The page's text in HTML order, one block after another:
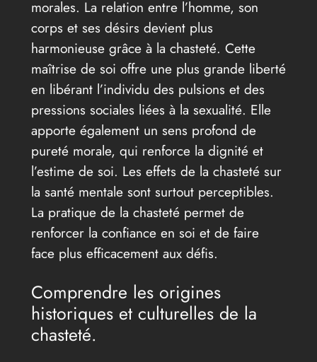
morales. La relation entre l’homme, son
corps et ses désirs devient plus
harmonieuse grâce à la chasteté. Cette
maîtrise de soi offre une plus grande liberté
en libérant l’individu des pulsions et des
pressions sociales liées à la sexualité. Elle
apporte également un sens profond de
pureté morale, qui renforce la dignité et
l’estime de soi. Les effets de la chasteté sur
la santé mentale sont surtout perceptibles.
La pratique de la chasteté permet de
renforcer la confiance en soi et de faire
face plus efficacement aux défis.
Comprendre les origines
historiques et culturelles de la
chasteté.